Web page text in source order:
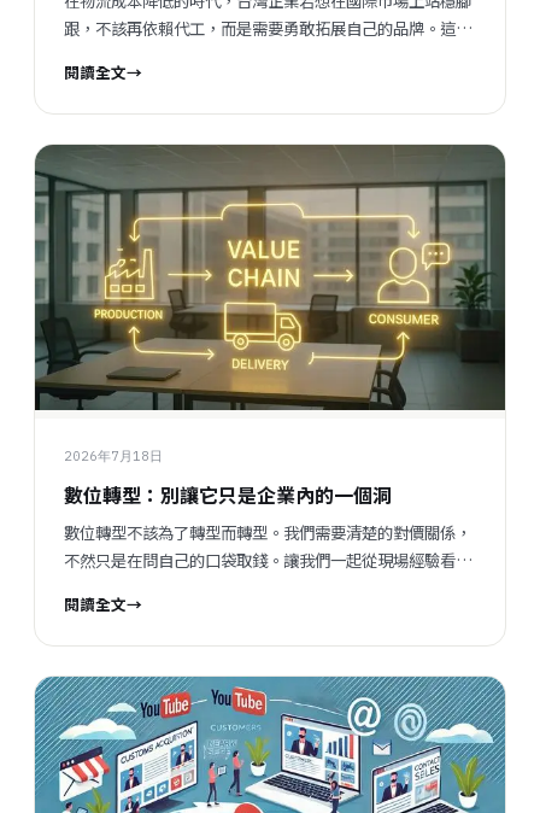
跟，不該再依賴代工，而是需要勇敢拓展自己的品牌。這篇
略。
閱讀全文→
2026年7月18日
數位轉型：別讓它只是企業內的一個洞
數位轉型不該為了轉型而轉型。我們需要清楚的對價關係，
不然只是在問自己的口袋取錢。讓我們一起從現場經驗看數
閱讀全文→